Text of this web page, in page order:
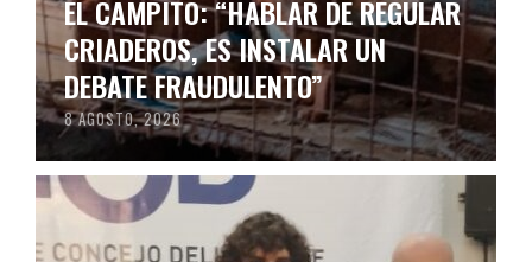
EL CAMPITO: “HABLAR DE REGULAR
CRIADEROS, ES INSTALAR UN
DEBATE FRAUDULENTO”
8 AGOSTO, 2026